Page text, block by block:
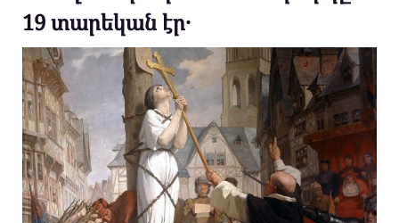
19 տարեկան էր․